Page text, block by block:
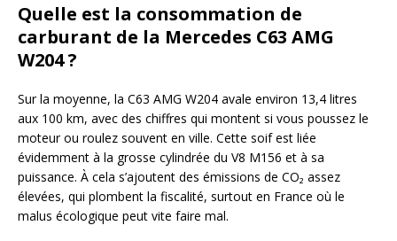
Quelle est la consommation de
carburant de la Mercedes C63 AMG
W204 ?
Sur la moyenne, la C63 AMG W204 avale environ 13,4 litres
aux 100 km, avec des chiffres qui montent si vous poussez le
moteur ou roulez souvent en ville. Cette soif est liée
évidemment à la grosse cylindrée du V8 M156 et à sa
puissance. À cela s’ajoutent des émissions de CO₂ assez
élevées, qui plombent la fiscalité, surtout en France où le
malus écologique peut vite faire mal.